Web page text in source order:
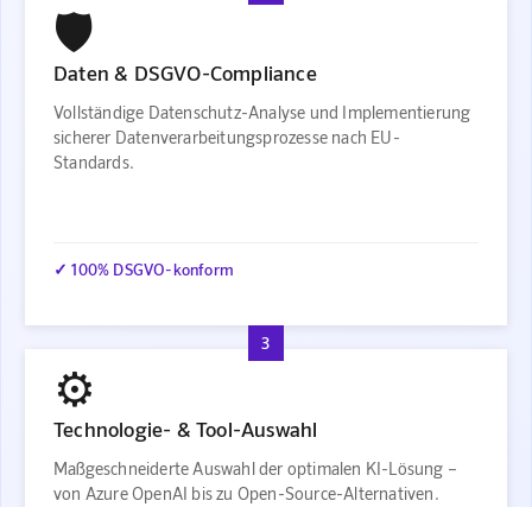
🛡️
Daten & DSGVO-Compliance
Vollständige Datenschutz-Analyse und Implementierung
sicherer Datenverarbeitungsprozesse nach EU-
Standards.
✓ 100% DSGVO-konform
3
⚙️
Technologie- & Tool-Auswahl
Maßgeschneiderte Auswahl der optimalen KI-Lösung –
von Azure OpenAI bis zu Open-Source-Alternativen.